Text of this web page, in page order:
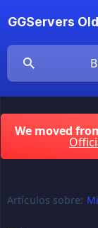
GGServers
We moved
Artículos sobre: